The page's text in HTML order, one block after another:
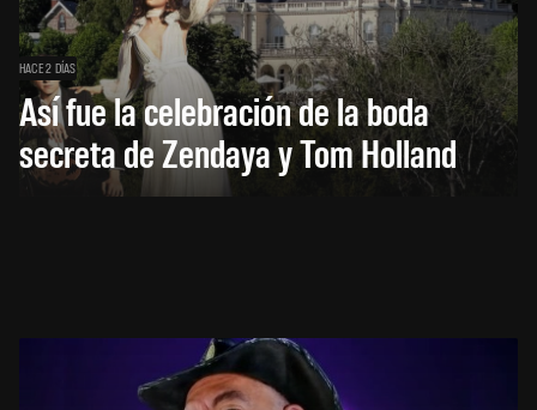
HACE 2 DÍAS
Así fue la celebración de la boda
secreta de Zendaya y Tom Holland